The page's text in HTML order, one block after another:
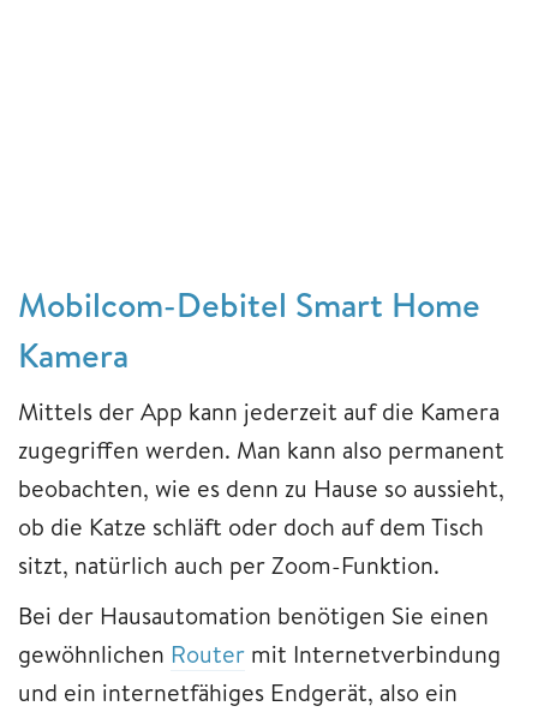
Mobilcom-Debitel Smart Home
Kamera
Mittels der App kann jederzeit auf die Kamera
zugegriffen werden. Man kann also permanent
beobachten, wie es denn zu Hause so aussieht,
ob die Katze schläft oder doch auf dem Tisch
sitzt, natürlich auch per Zoom-Funktion.
Bei der Hausautomation benötigen Sie einen
gewöhnlichen Router mit Internetverbindung
und ein internetfähiges Endgerät, also ein